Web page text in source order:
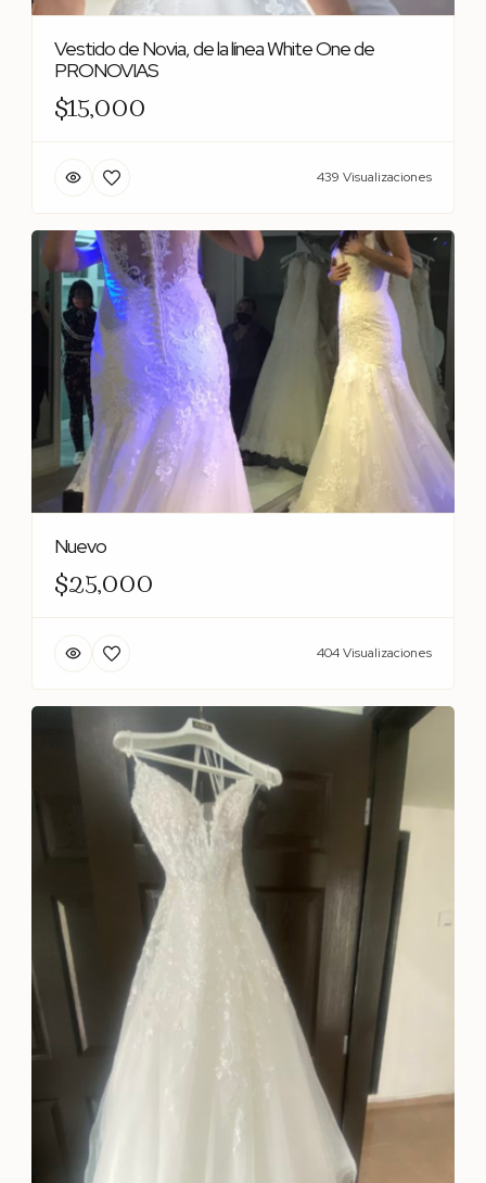
Vestido de Novia, de la línea White One de
PRONOVIAS
$15,000
439 Visualizaciones
Nuevo
$25,000
404 Visualizaciones